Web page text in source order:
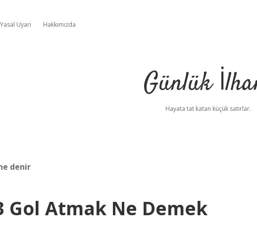
Yasal Uyarı Hakkımızda
Günlük
Hayata tat katan küçük satırlar.
denir
Gol Atmak Ne Demek